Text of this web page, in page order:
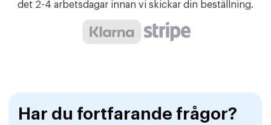
det 2-4 arbetsdagar innan vi skickar din beställning.
Har du fortfarande frågor?